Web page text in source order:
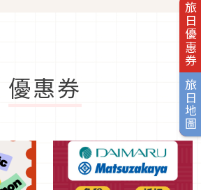
旅日優惠券
旅日地圖
優惠券